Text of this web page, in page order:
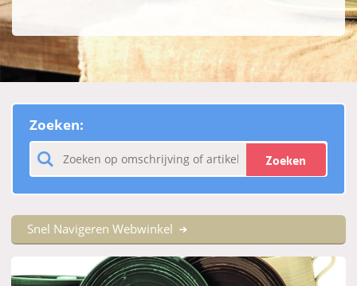
Zoeken:
Zoeken
Snel Navigeren Webwinkel